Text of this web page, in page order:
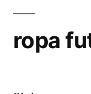
ropa